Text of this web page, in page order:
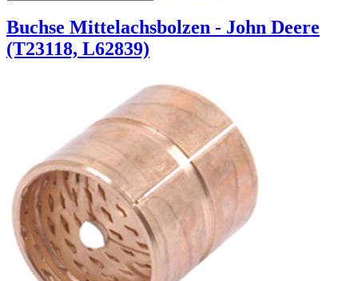
Buchse Mittelachsbolzen - John Deere
(T23118, L62839)